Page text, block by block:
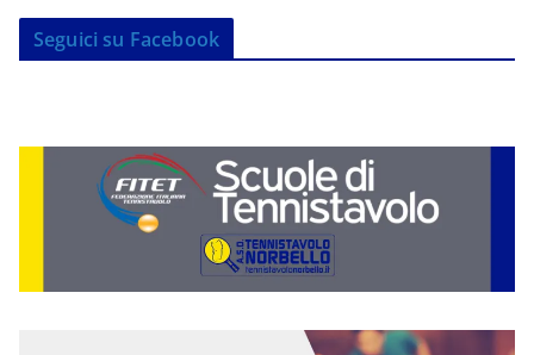
Seguici su Facebook